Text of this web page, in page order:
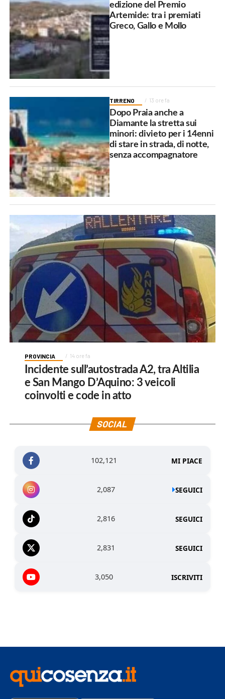
edizione del Premio
Artemide: tra i premiati
Greco, Gallo e Mollo
TIRRENO 13 ore fa
Dopo Praia anche a
Diamante la stretta sui
minori: divieto per i 14enni
di stare in strada, di notte,
senza accompagnatore
PROVINCIA 14 ore fa
Incidente sull’autostrada A2, tra Altilia
e San Mango D’Aquino: 3 veicoli
coinvolti e code in atto
SOCIAL
102,121 MI PIACE
2,087 SEGUICI
2,816 SEGUICI
2,831 SEGUICI
3,050 ISCRIVITI